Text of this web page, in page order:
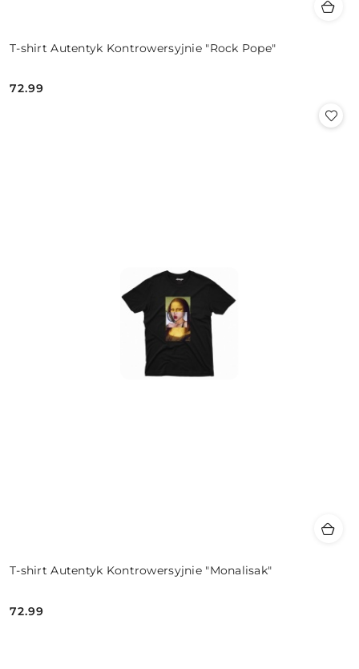
T-shirt Autentyk Kontrowersyjnie "Rock Pope"
Cena:
72.99
T-shirt Autentyk Kontrowersyjnie "Monalisak"
Cena:
72.99